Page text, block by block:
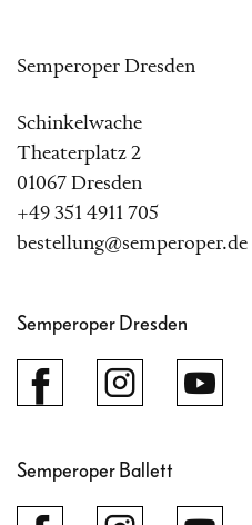
Semperoper Dresden
Schinkelwache
Theaterplatz 2
01067 Dresden
+49 351 4911 705
bestellung@semperoper.de
Semperoper Dresden
Semperoper Ballett